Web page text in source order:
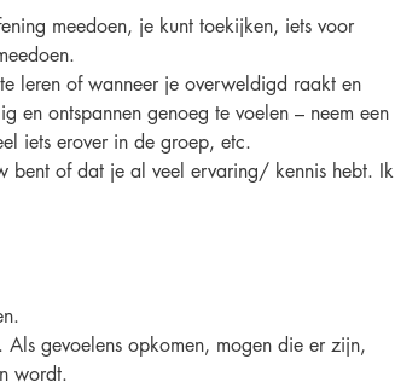
meedoen, je kunt toekijken, iets voor
leren of wanneer je overweldigd raakt en
en ontspannen genoeg te voelen – neem een
iets erover in de groep, etc.
bent of dat je al veel ervaring/ kennis hebt. Ik
gevoelens opkomen, mogen die er zijn,
wordt.